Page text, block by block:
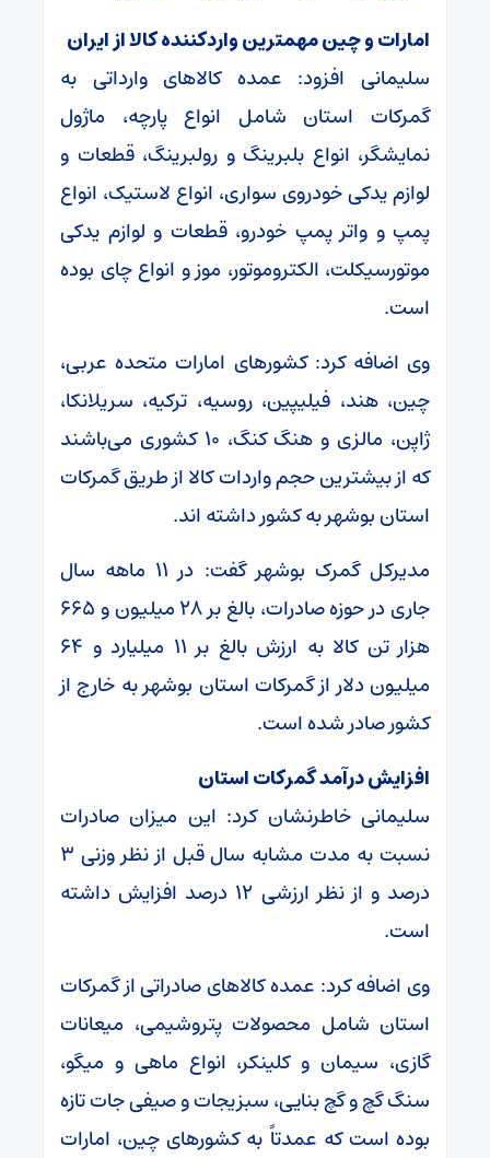
امارات و چین مهمترین واردکننده کالا از ایران
سلیمانی افزود: عمده کالاهای وارداتی به
گمرکات استان شامل انواع پارچه، ماژول
نمایشگر، انواع بلبرینگ و رولبرینگ، قطعات و
لوازم یدکی خودروی سواری، انواع لاستیک، انواع
پمپ و واتر پمپ خودرو، قطعات و لوازم یدکی
موتورسیکلت، الکتروموتور، موز و انواع چای بوده
است.
وی اضافه کرد: کشورهای امارات متحده عربی،
چین، هند، فیلیپین، روسیه، ترکیه، سریلانکا،
ژاپن، مالزی و هنگ کنگ، ۱۰ کشوری می‌باشند
که از بیشترین حجم واردات کالا از طریق گمرکات
استان بوشهر به کشور داشته اند.
مدیرکل گمرک بوشهر گفت: در ۱۱ ماهه سال
جاری در حوزه صادرات، بالغ بر ۲۸ میلیون و ۶۶۵
هزار تن کالا به ارزش بالغ بر ۱۱ میلیارد و ۶۴
میلیون دلار از گمرکات استان بوشهر به خارج از
کشور صادر شده است.
افزایش درآمد گمرکات استان
سلیمانی خاطرنشان کرد: این میزان صادرات
نسبت به مدت مشابه سال قبل از نظر وزنی ۳
درصد و از نظر ارزشی ۱۲ درصد افزایش داشته
است.
وی اضافه کرد: عمده کالاهای صادراتی از گمرکات
استان شامل محصولات پتروشیمی، میعانات
گازی، سیمان و کلینکر، انواع ماهی و میگو،
سنگ گچ و گچ بنایی، سبزیجات و صیفی جات تازه
بوده است که عمدتاً به کشورهای چین، امارات